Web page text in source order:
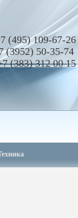
(495) 109-67-26
(3952) 50-35-74
(383) 312 00 15